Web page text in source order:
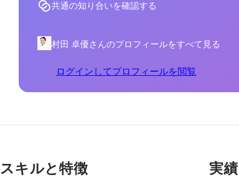
共通の知り合いを確認する
村田 卓優さんのプロフィールをすべて見る
ログインしてプロフィールを閲覧
スキルと特徴 実績